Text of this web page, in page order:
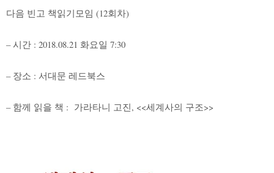
다음 빈고 책읽기모임 (12회차)
– 시간 : 2018.08.21 화요일 7:30
– 장소 : 서대문 레드북스
– 함께 읽을 책 : 가라타니 고진, <<세계사의 구조>>